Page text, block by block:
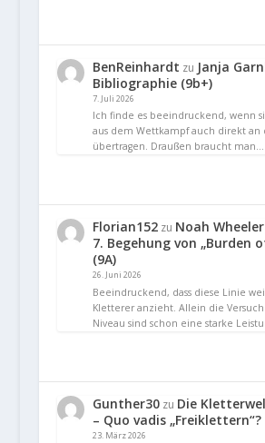
BenReinhardt zu Janja
Bibliographie (9b+)
7. Juli 2026
Ich finde es beeindruckend, wenn
aus dem Wettkampf auch direkt an
übertragen. Draußen braucht man…
Florian152zu Noah
7. Begehung von „Burden
(9A)
26. Juni 2026
Beeindruckend, dass diese Linie
Kletterer anzieht. Allein die
Niveau sind schon eine starke
Gunther30zu Die
– Quo vadis „Freiklettern“?
23. März 2026